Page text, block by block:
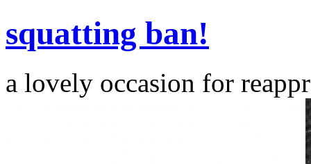
squatting ban!
a lovely occasion for